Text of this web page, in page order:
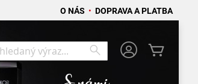
O NÁS • DOPRAVA A PLATBA
Search